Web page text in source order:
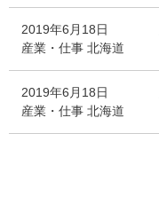
2019年6月18日
産業・仕事 北海道
2019年6月18日
産業・仕事 北海道